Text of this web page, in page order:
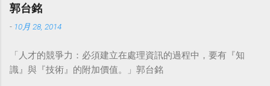
郭台銘
- 10月 28, 2014
「人才的競爭力：必須建立在處理資訊的過程中，要有『知
識』與『技術』的附加價值。」郭台銘